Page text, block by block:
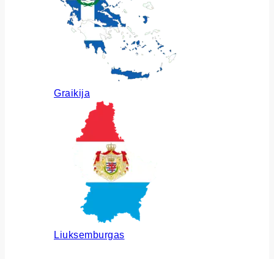
Graikija
Liuksemburgas